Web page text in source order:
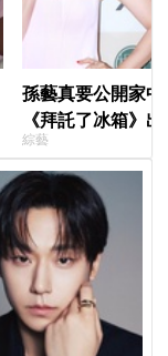
孫藝真要公開家
《拜託了冰箱》
玄彬婚後日常掀期
綜藝